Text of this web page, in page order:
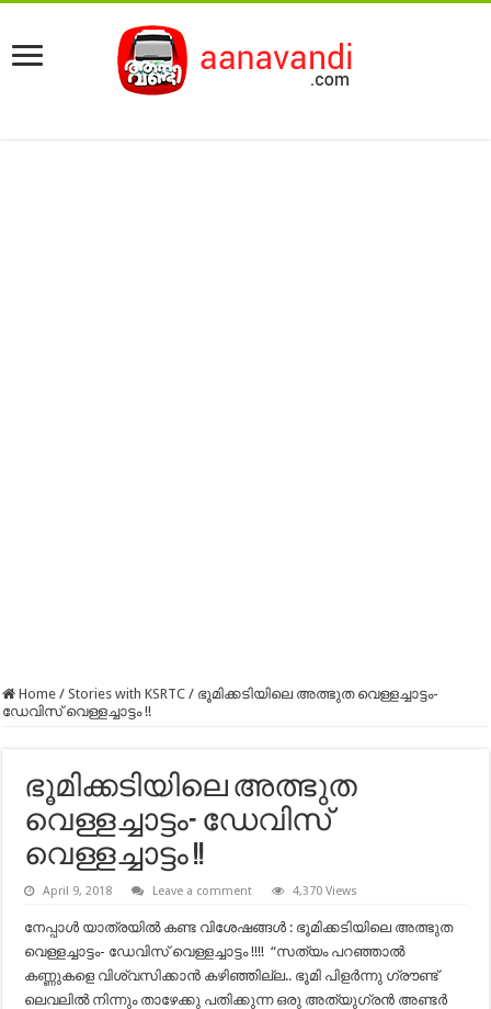
Home / Stories with KSRTC / ഭൂമിക്കടിയിലെ അത്ഭുത വെള്ളച്ചാട്ടം-
ഡേവിസ് വെള്ളച്ചാട്ടം !!
ഭൂമിക്കടിയിലെ അത്ഭുത
വെള്ളച്ചാട്ടം- ഡേവിസ്
വെള്ളച്ചാട്ടം !!
April 9, 2018 Leave a comment 4,370 Views
നേപ്പാള്‍ യാത്രയില്‍ കണ്ട വിശേഷങ്ങള്‍ : ഭൂമിക്കടിയിലെ അത്ഭുത
വെള്ളച്ചാട്ടം- ഡേവിസ് വെള്ളച്ചാട്ടം !!!! “സത്യം പറഞ്ഞാൽ
കണ്ണുകളെ വിശ്വസിക്കാൻ കഴിഞ്ഞില്ല.. ഭൂമി പിളർന്നു ഗ്രൗണ്ട്
ലെവലിൽ നിന്നും താഴേക്കു പതിക്കുന്ന ഒരു അത്യുഗ്രൻ അണ്ടർ